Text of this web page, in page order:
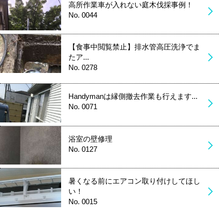
高所作業車が入れない庭木伐採事例！
No. 0044
【食事中閲覧禁止】排水管高圧洗浄でま
たア...
No. 0278
Handymanは縁側撤去作業も行えます...
No. 0071
浴室の壁修理
No. 0127
暑くなる前にエアコン取り付けしてほし
い！
No. 0015